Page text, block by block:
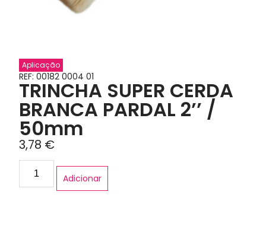
Aplicação
REF: 00182 0004 01
TRINCHA SUPER CERDA
BRANCA PARDAL 2’’ /
50mm
3,78 €
Adicionar